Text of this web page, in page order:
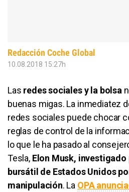
Redacción Coche Global
10.08.2018 15:27h
Las redes sociales y la bolsa
buenas migas. La inmediatez
redes sociales puede chocar
reglas de control de la
lo que le ha pasado al
Tesla, Elon Musk,
bursátil de Estados Unidos
manipulación. La OPA